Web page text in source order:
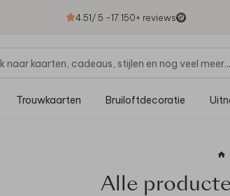
4.51/ 5 -17.150+ reviews
Trouwkaarten Bruiloftdecoratie
Alle